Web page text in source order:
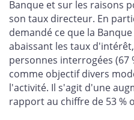
Banque et sur les raisons
son taux directeur. En
demandé ce que la
abaissant les taux
personnes interrogées
comme objectif divers
l'activité. Il s'agit d'une
rapport au chiffre de 53 %